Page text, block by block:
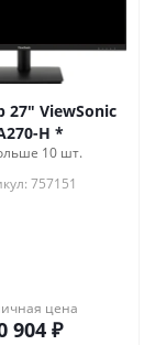
27" ViewSonic
H *
10 шт.
757151
цена
904 ₽